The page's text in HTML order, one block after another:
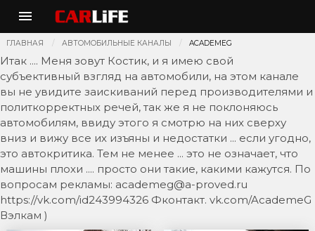
ГЛАВНАЯ АВТОМОБИЛЬНЫЕ КАНАЛЫ ACADEMEG
Итак .... Меня зовут Костик, и я имею свой
субъективный взгляд на автомобили, на этом канале
вы не увидите заискиваний перед производителями и
политкорректных речей, так же я не поклоняюсь
автомобилям, ввиду этого я смотрю на них сверху
вниз и вижу все их изъяны и недостатки ... если угодно,
это автокритика. Тем не менее ... это не означает, что
машины плохи .... просто они такие, какими кажутся. По
вопросам рекламы: academeg@a-proved.ru
https://vk.com/id243994326 Фконтакт. vk.com/AcademeG
Вэлкам )